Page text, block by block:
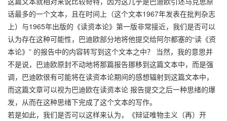
话最多的一个文本，且在时间上（这个文本1967年发表在批判杂志
上）与1965年出版的《读资本论》第一版非常接近，我们是否可以
认为存在这种可能性，巴迪欧部分地将他提交给阿尔都塞的“读《资
本论》” 的报告中的内容转写到这个文本之中？ 当然，我的意思并
不是说，巴迪欧原封不动地将那篇报告挪移到这篇文本中，而是强
调，巴迪欧很有可能将在读资本论期间的感想辐射到这篇文本中，
而这篇文章可以视为巴迪欧在读资本论 报告提交之后一种思绪的爆
发，从而在这种思绪下完成了这个文本的写作。
若是如此，我们是否可以这样来认为，《辩证唯物主义（再）开